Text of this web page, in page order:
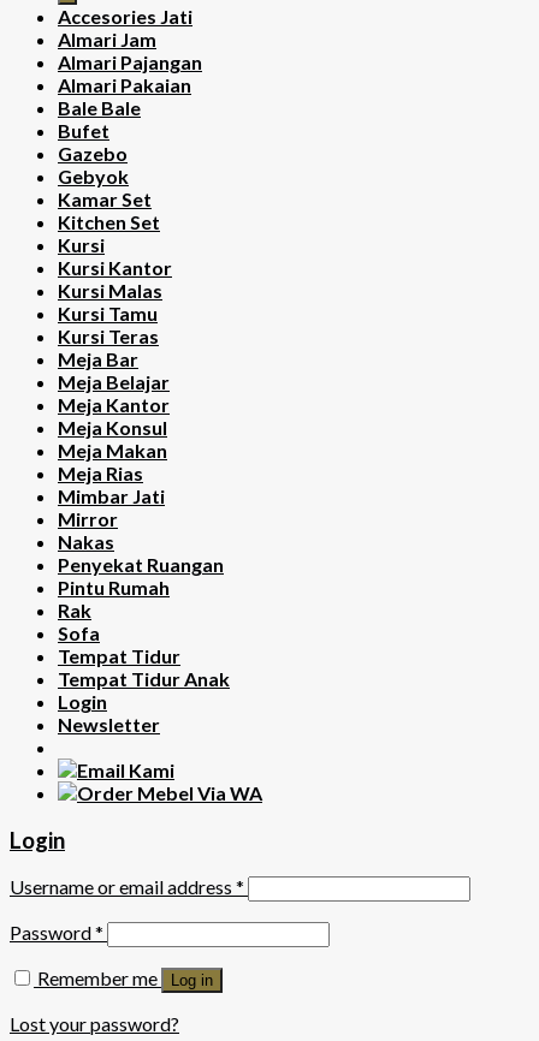
Accesories Jati
Almari Jam
Almari Pajangan
Almari Pakaian
Bale Bale
Bufet
Gazebo
Gebyok
Kamar Set
Kitchen Set
Kursi
Kursi Kantor
Kursi Malas
Kursi Tamu
Kursi Teras
Meja Bar
Meja Belajar
Meja Kantor
Meja Konsul
Meja Makan
Meja Rias
Mimbar Jati
Mirror
Nakas
Penyekat Ruangan
Pintu Rumah
Rak
Sofa
Tempat Tidur
Tempat Tidur Anak
Login
Newsletter
Login
Username or email address *
Password*
Remember me
Log in
Lost your password?